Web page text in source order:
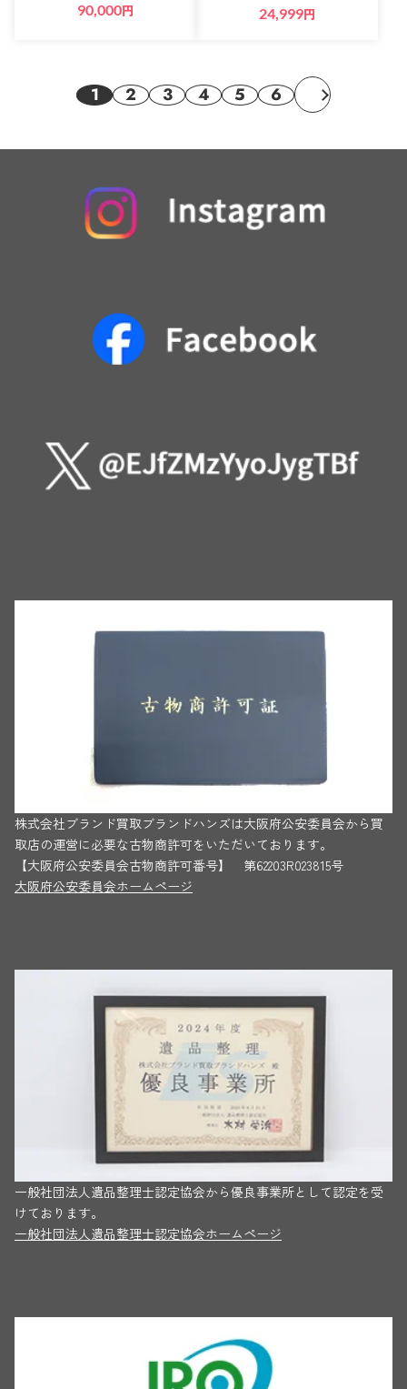
90,000円 24,999円
1 2 3 4 5 6
株式会社ブランド買取ブランドハンズは大阪府公安委員会から買
取店の運営に必要な古物商許可をいただいております。
【大阪府公安委員会古物商許可番号】 第62203R023815号
大阪府公安委員会ホームページ
一般社団法人遺品整理士認定協会から優良事業所として認定を受
けております。
一般社団法人遺品整理士認定協会ホームページ